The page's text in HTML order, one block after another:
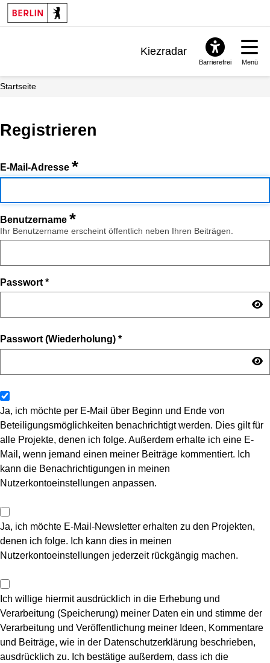
Kiezradar
Barrierefrei Menü
Startseite
Registrieren
E-Mail-Adresse *
Benutzername *
Ihr Benutzername erscheint öffentlich neben Ihren Beiträgen.
Passwort *
Passwort (Wiederholung) *
Ja, ich möchte per E-Mail über Beginn und Ende von
Beteiligungsmöglichkeiten benachrichtigt werden. Dies gilt für
alle Projekte, denen ich folge. Außerdem erhalte ich eine E-
Mail, wenn jemand einen meiner Beiträge kommentiert. Ich
kann die Benachrichtigungen in meinen
Nutzerkontoeinstellungen anpassen.
Ja, ich möchte E-Mail-Newsletter erhalten zu den Projekten,
denen ich folge. Ich kann dies in meinen
Nutzerkontoeinstellungen jederzeit rückgängig machen.
Ich willige hiermit ausdrücklich in die Erhebung und
Verarbeitung (Speicherung) meiner Daten ein und stimme der
Verarbeitung und Veröffentlichung meiner Ideen, Kommentare
und Beiträge, wie in der Datenschutzerklärung beschrieben,
ausdrücklich zu. Ich bestätige außerdem, dass ich die